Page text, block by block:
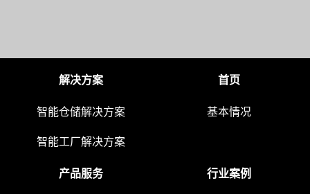
解决方案
智能仓储解决方案
智能工厂解决方案
首页
基本情况
产品服务
行业案例